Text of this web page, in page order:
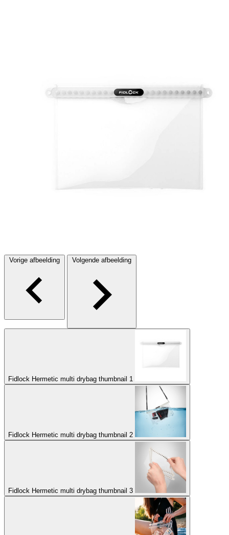
Vorige afbeelding Volgende afbeelding
Fidlock Hermetic multi drybag thumbnail 1
Fidlock Hermetic multi drybag thumbnail 2
Fidlock Hermetic multi drybag thumbnail 3